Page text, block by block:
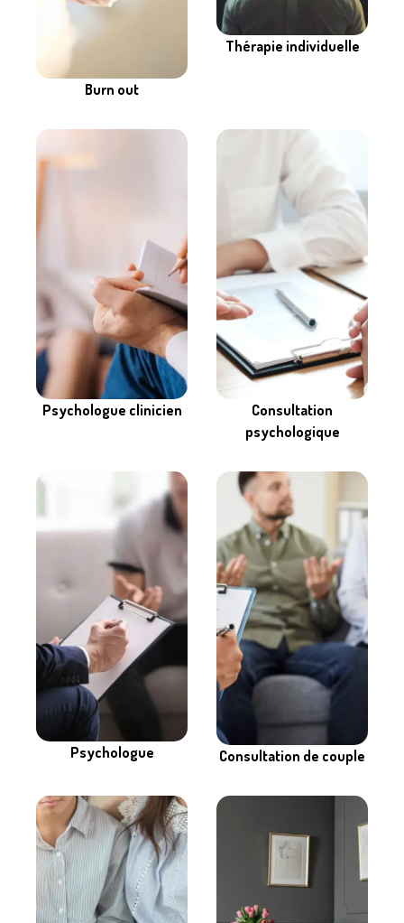
Burn out
Thérapie individuelle
Psychologue clinicien
Consultation
psychologique
Psychologue Consultation de couple